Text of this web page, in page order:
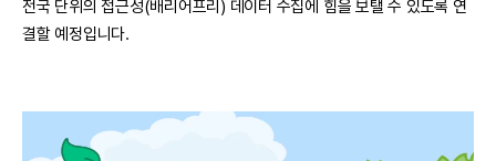
전국 단위의 접근성(배리어프리) 데이터 수집에 힘을 보탤 수 있도록 연
결할 예정입니다.